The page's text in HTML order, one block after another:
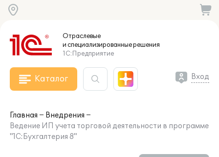
Отраслевые
и специализированныерешения
1С:Предприятие
Каталог Вход
Главная
Внедрения
Ведение ИП учета торговой деятельности в программе
"1С:Бухгалтерия 8"